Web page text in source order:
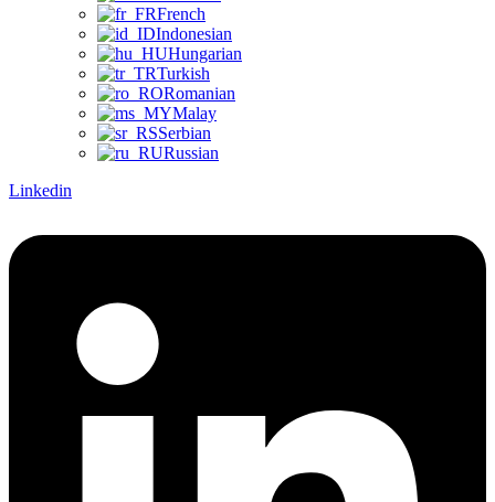
French
Indonesian
Hungarian
Turkish
Romanian
Malay
Serbian
Russian
Linkedin